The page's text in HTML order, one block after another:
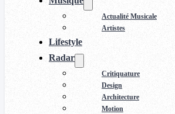
Actualité Musicale
Artistes
Lifestyle
Radar
Critiquature
Design
Architecture
Motion